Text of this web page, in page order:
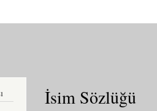
İsim Sözlüğü